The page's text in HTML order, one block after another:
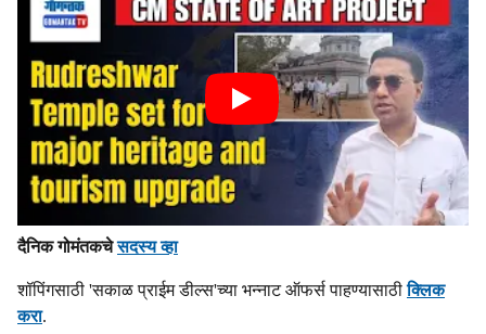
दैनिक गोमंतकचेसदस्य व्हा
शॉपिंगसाठी 'सकाळ प्राईम डील्स'च्या भन्नाट ऑफर्स पाहण्यासाठीक्लिक
करा.